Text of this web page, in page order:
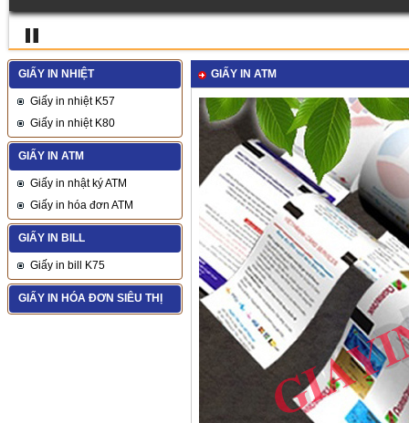
GIẤY IN NHIỆT
Giấy in nhiệt K57
Giấy in nhiệt K80
GIẤY IN ATM
Giấy in nhật ký ATM
Giấy in hóa đơn ATM
GIẤY IN BILL
Giấy in bill K75
GIẤY IN HÓA ĐƠN SIÊU THỊ
GIẤY IN ATM